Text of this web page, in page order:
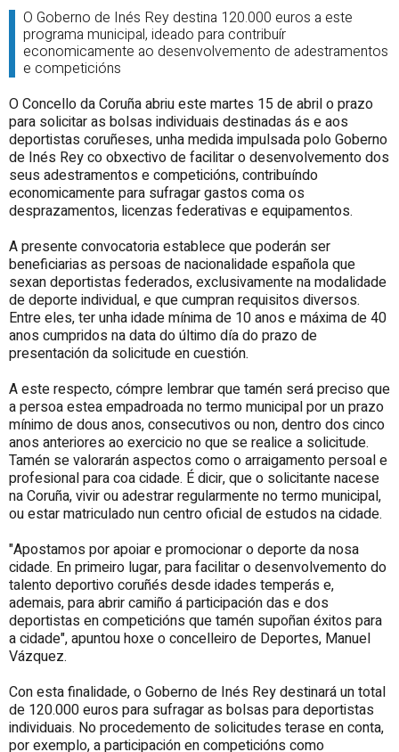
O Goberno de Inés Rey destina 120.000 euros a este
programa municipal, ideado para contribuír
economicamente ao desenvolvemento de adestramentos
e competicións
O Concello da Coruña abriu este martes 15 de abril o prazo
para solicitar as bolsas individuais destinadas ás e aos
deportistas coruñeses, unha medida impulsada polo Goberno
de Inés Rey co obxectivo de facilitar o desenvolvemento dos
seus adestramentos e competicións, contribuíndo
economicamente para sufragar gastos coma os
desprazamentos, licenzas federativas e equipamentos.
A presente convocatoria establece que poderán ser
beneficiarias as persoas de nacionalidade española que
sexan deportistas federados, exclusivamente na modalidade
de deporte individual, e que cumpran requisitos diversos.
Entre eles, ter unha idade mínima de 10 anos e máxima de 40
anos cumpridos na data do último día do prazo de
presentación da solicitude en cuestión.
A este respecto, cómpre lembrar que tamén será preciso que
a persoa estea empadroada no termo municipal por un prazo
mínimo de dous anos, consecutivos ou non, dentro dos cinco
anos anteriores ao exercicio no que se realice a solicitude.
Tamén se valorarán aspectos como o arraigamento persoal e
profesional para coa cidade. É dicir, que o solicitante nacese
na Coruña, vivir ou adestrar regularmente no termo municipal,
ou estar matriculado nun centro oficial de estudos na cidade.
"Apostamos por apoiar e promocionar o deporte da nosa
cidade. En primeiro lugar, para facilitar o desenvolvemento do
talento deportivo coruñés desde idades temperás e,
ademais, para abrir camiño á participación das e dos
deportistas en competicións que tamén supoñan éxitos para
a cidade", apuntou hoxe o concelleiro de Deportes, Manuel
Vázquez.
Con esta finalidade, o Goberno de Inés Rey destinará un total
de 120.000 euros para sufragar as bolsas para deportistas
individuais. No procedemento de solicitudes terase en conta,
por exemplo, a participación en competicións como